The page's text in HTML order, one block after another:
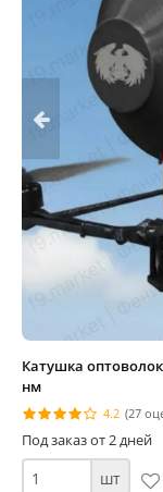
Катушка
нм
4.2 (27
Под заказ от 2 дней
шт